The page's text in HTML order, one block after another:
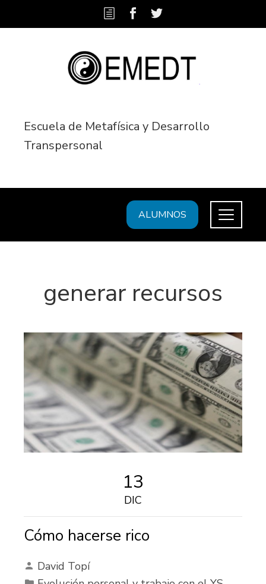
Escuela de Metafísica y Desarrollo
Transpersonal
ALUMNOS
generar recursos
13
DIC
Cómo hacerse rico
David Topí